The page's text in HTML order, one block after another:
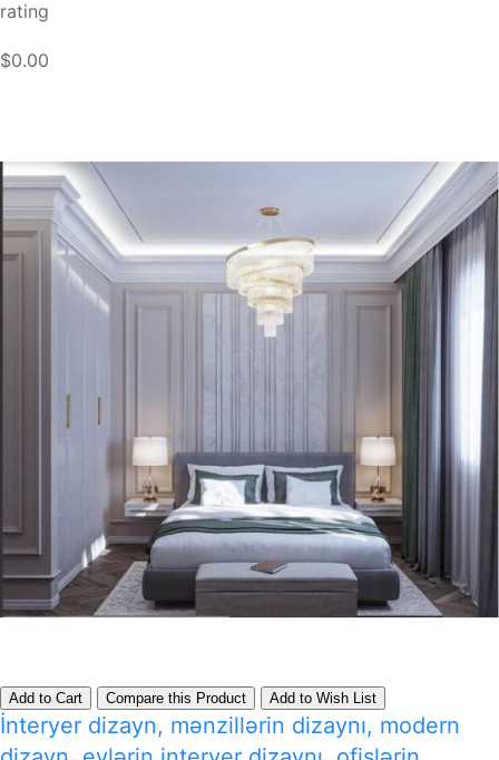
rating
$0.00
Add to Cart Compare this Product Add to Wish List
İnteryer dizayn, mənzillərin dizaynı, modern